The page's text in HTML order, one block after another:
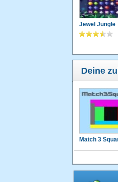
Jewel Jungle
Deine
Match 3